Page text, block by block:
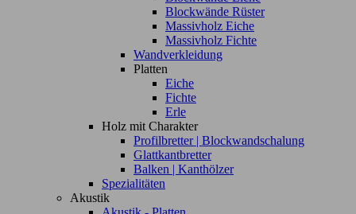
Blockwände Rüster
Massivholz Eiche
Massivholz Fichte
Wandverkleidung
Platten
Eiche
Fichte
Erle
Holz mit Charakter
Profilbretter | Blockwandschalung
Glattkantbretter
Balken | Kanthölzer
Spezialitäten
Akustik